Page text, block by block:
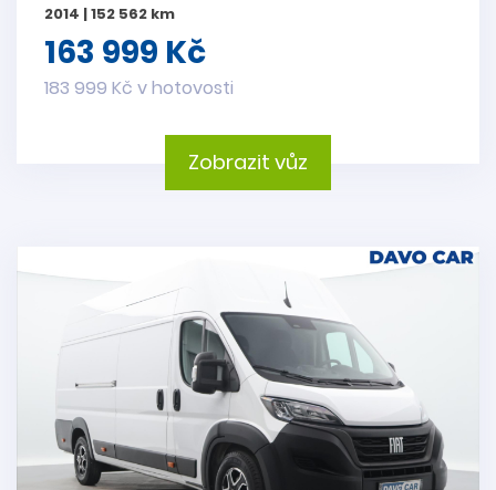
2014 | 152 562 km
163 999 Kč
183 999 Kč v hotovosti
Zobrazit vůz